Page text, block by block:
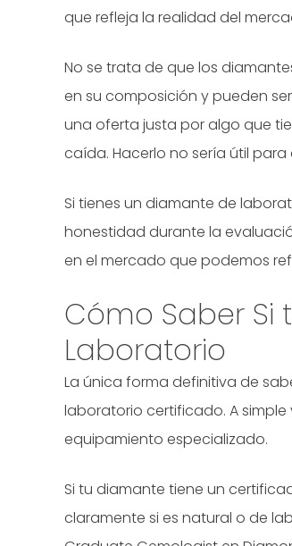
que refleja la realidad del
No se trata de que los
en su composición y pueden
una oferta justa por algo que
caída. Hacerlo no sería útil
Si tienes un diamante de
honestidad durante la
en el mercado que podemos
Cómo Saber Si
Laboratorio
La única forma definitiva de
laboratorio certificado. A simple
equipamiento especializado.
Si tu diamante tiene un
claramente si es natural o de